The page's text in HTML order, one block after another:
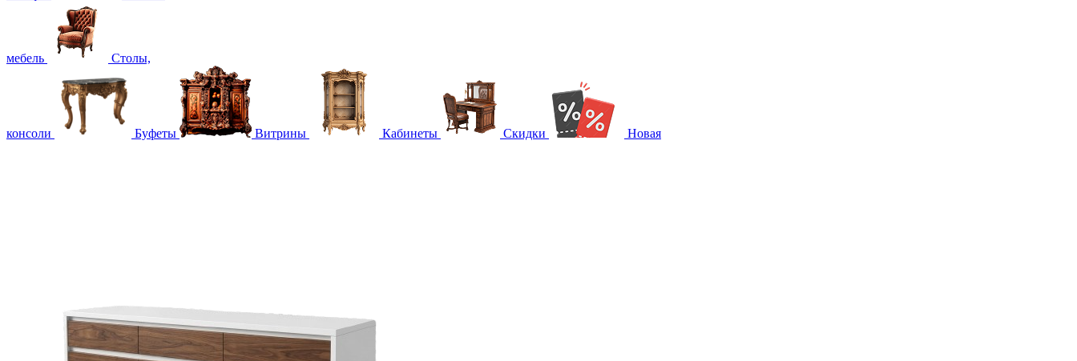
мебель Столы,
консоли Буфеты Витрины Кабинеты Скидки Новая